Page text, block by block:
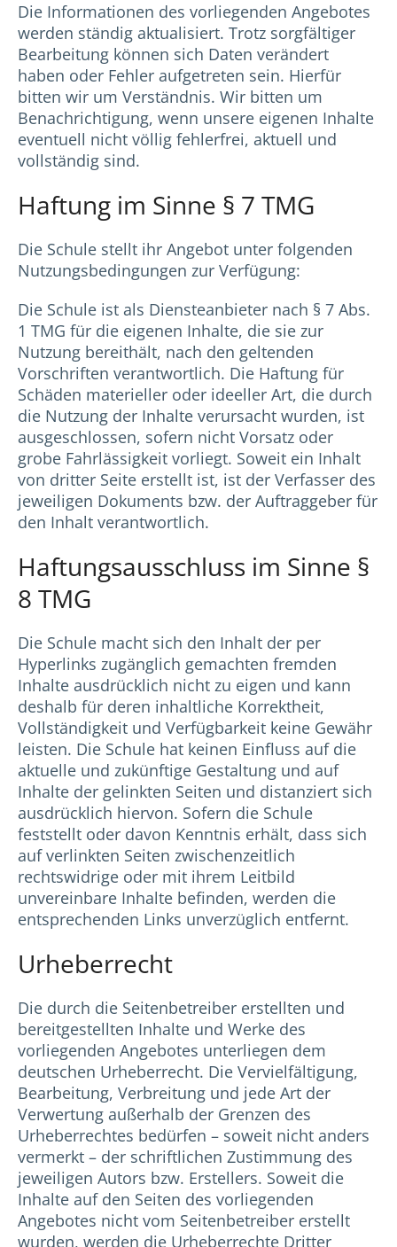
Die Informationen des vorliegenden Angebotes
werden ständig aktualisiert. Trotz sorgfältiger
Bearbeitung können sich Daten verändert
haben oder Fehler aufgetreten sein. Hierfür
bitten wir um Verständnis. Wir bitten um
Benachrichtigung, wenn unsere eigenen Inhalte
eventuell nicht völlig fehlerfrei, aktuell und
vollständig sind.
Haftung im Sinne § 7 TMG
Die Schule stellt ihr Angebot unter folgenden
Nutzungsbedingungen zur Verfügung:
Die Schule ist als Diensteanbieter nach § 7 Abs.
1 TMG für die eigenen Inhalte, die sie zur
Nutzung bereithält, nach den geltenden
Vorschriften verantwortlich. Die Haftung für
Schäden materieller oder ideeller Art, die durch
die Nutzung der Inhalte verursacht wurden, ist
ausgeschlossen, sofern nicht Vorsatz oder
grobe Fahrlässigkeit vorliegt. Soweit ein Inhalt
von dritter Seite erstellt ist, ist der Verfasser des
jeweiligen Dokuments bzw. der Auftraggeber für
den Inhalt verantwortlich.
Haftungsausschluss im Sinne §
8 TMG
Die Schule macht sich den Inhalt der per
Hyperlinks zugänglich gemachten fremden
Inhalte ausdrücklich nicht zu eigen und kann
deshalb für deren inhaltliche Korrektheit,
Vollständigkeit und Verfügbarkeit keine Gewähr
leisten. Die Schule hat keinen Einfluss auf die
aktuelle und zukünftige Gestaltung und auf
Inhalte der gelinkten Seiten und distanziert sich
ausdrücklich hiervon. Sofern die Schule
feststellt oder davon Kenntnis erhält, dass sich
auf verlinkten Seiten zwischenzeitlich
rechtswidrige oder mit ihrem Leitbild
unvereinbare Inhalte befinden, werden die
entsprechenden Links unverzüglich entfernt.
Urheberrecht
Die durch die Seitenbetreiber erstellten und
bereitgestellten Inhalte und Werke des
vorliegenden Angebotes unterliegen dem
deutschen Urheberrecht. Die Vervielfältigung,
Bearbeitung, Verbreitung und jede Art der
Verwertung außerhalb der Grenzen des
Urheberrechtes bedürfen – soweit nicht anders
vermerkt – der schriftlichen Zustimmung des
jeweiligen Autors bzw. Erstellers. Soweit die
Inhalte auf den Seiten des vorliegenden
Angebotes nicht vom Seitenbetreiber erstellt
wurden, werden die Urheberrechte Dritter